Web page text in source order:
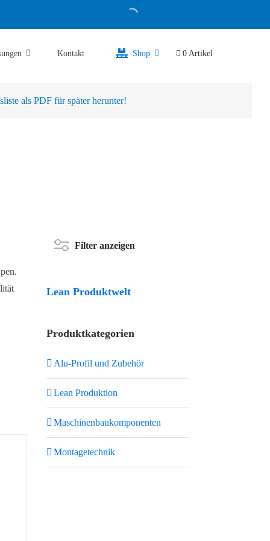
Kontakt Shop 0 Artikel
als PDF für später herunter!
Filter anzeigen
Lean Produktwelt
Produktkategorien
Alu-Profil und Zubehör
Lean Produktion
Maschinenbaukomponenten
Montagetechnik